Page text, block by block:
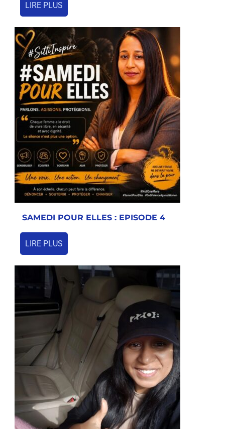
LIRE PLUS
SAMEDI POUR ELLES : EPISODE 4
LIRE PLUS